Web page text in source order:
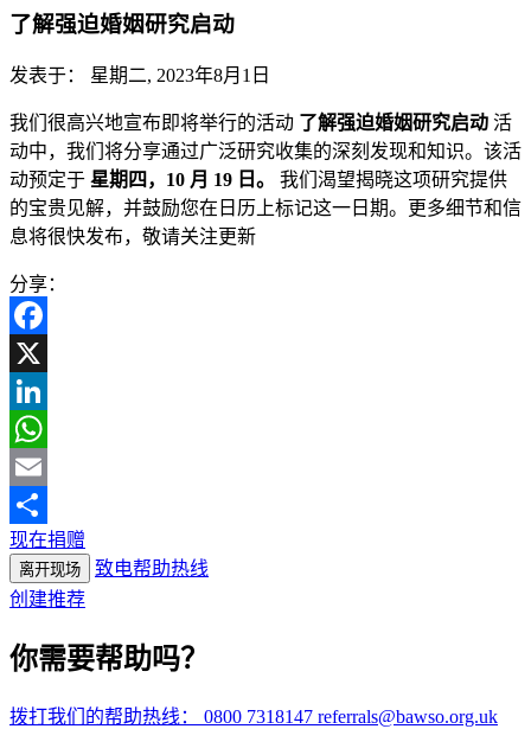
了解强迫婚姻研究启动
发表于： 星期二, 2023年8月1日
我们很高兴地宣布即将举行的活动 了解强迫婚姻研究启动 活
动中，我们将分享通过广泛研究收集的深刻发现和知识。该活
动预定于 星期四，10 月 19 日。 我们渴望揭晓这项研究提供
的宝贵见解，并鼓励您在日历上标记这一日期。更多细节和信
息将很快发布，敬请关注更新
分享：
Facebook
X
LinkedIn
WhatsApp
Email
分
享
现在捐赠
离开现场
致电帮助热线
创建推荐
你需要帮助吗？
拨打我们的帮助热线： 0800 7318147 referrals@bawso.org.uk